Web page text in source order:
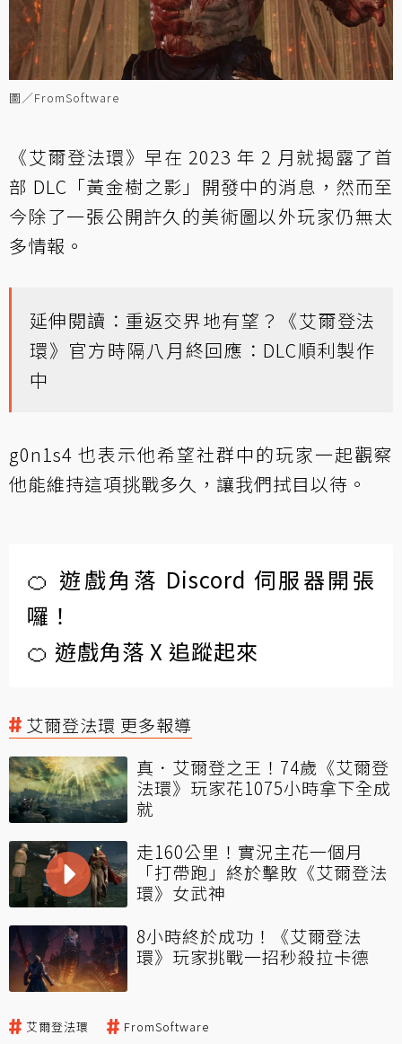
圖／FromSoftware
《艾爾登法環》早在 2023 年 2 月就揭露了首
部 DLC「黃金樹之影」開發中的消息，然而至
今除了一張公開許久的美術圖以外玩家仍無太
多情報。
延伸閱讀：重返交界地有望？《艾爾登法
環》官方時隔八月終回應：DLC順利製作
中
g0n1s4 也表示他希望社群中的玩家一起觀察
他能維持這項挑戰多久，讓我們拭目以待。
🍊 遊戲角落 Discord 伺服器開張
囉！
🍊 遊戲角落 X 追蹤起來
艾爾登法環 更多報導
真．艾爾登之王！74歲《艾爾登
法環》玩家花1075小時拿下全成
就
走160公里！實況主花一個月
「打帶跑」終於擊敗《艾爾登法
環》女武神
8小時終於成功！《艾爾登法
環》玩家挑戰一招秒殺拉卡德
艾爾登法環 FromSoftware